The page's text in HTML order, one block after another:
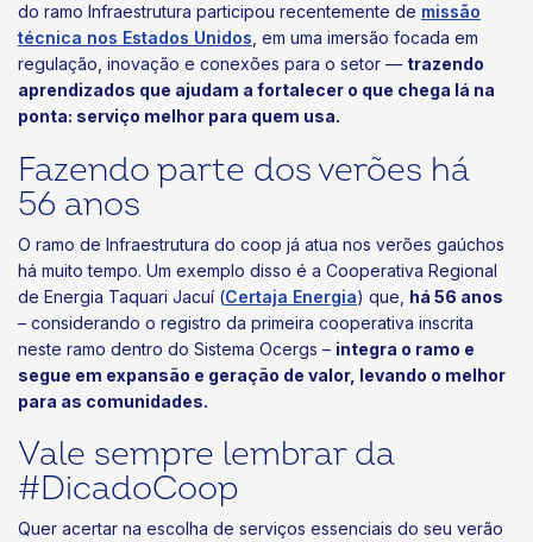
do ramo Infraestrutura participou recentemente de missão
técnica nos Estados Unidos , em uma imersão focada em
regulação, inovação e conexões para o setor — trazendo
aprendizados que ajudam a fortalecer o que chega lá na
ponta: serviço melhor para quem usa.
Fazendo parte dos verões há
56 anos
O ramo de Infraestrutura do coop já atua nos verões gaúchos
há muito tempo. Um exemplo disso é a Cooperativa Regional
de Energia Taquari Jacuí (Certaja Energia) que, há 56 anos
– considerando o registro da primeira cooperativa inscrita
neste ramo dentro do Sistema Ocergs – integra o ramo e
segue em expansão e geração de valor, levando o melhor
para as comunidades.
Vale sempre lembrar da
#DicadoCoop
Quer acertar na escolha de serviços essenciais do seu verão